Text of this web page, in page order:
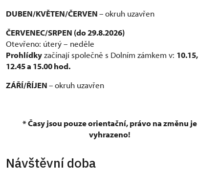
DUBEN/KVĚTEN/ČERVEN–okruh uzavřen
ČERVENEC/SRPEN (do 29.8.2026)
Otevřeno: úterý – neděle
Prohlídkyzačínají společně s Dolním zámkem v: 10.15,
12.45 a 15.00 hod.
ZÁŘÍ/ŘÍJEN–okruh uzavřen
* Časy jsou pouze orientační, právo na změnu je
vyhrazeno!
Návštěvní doba